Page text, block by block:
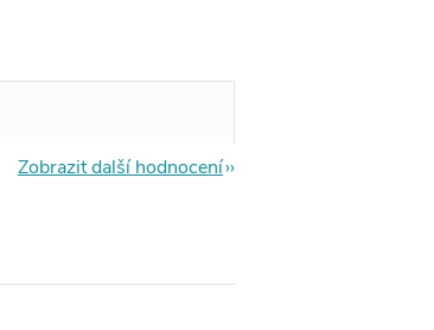
Zobrazit další hodnocení